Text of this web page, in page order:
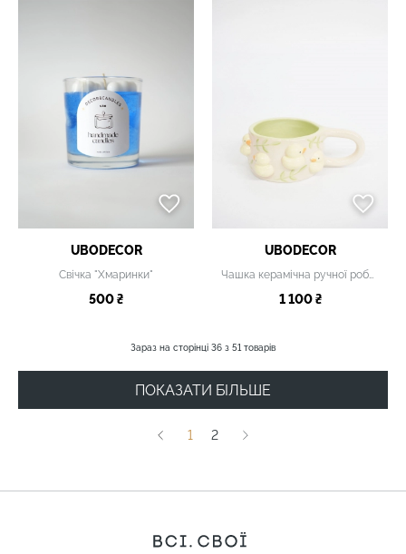
UBODECOR
Свічка "Хмаринки"
500 ₴
UBODECOR
Чашка керамічна ручної роботи
1 100 ₴
Зараз на сторінці 36 з 51 товарів
ПОКАЗАТИ БІЛЬШЕ
1 2